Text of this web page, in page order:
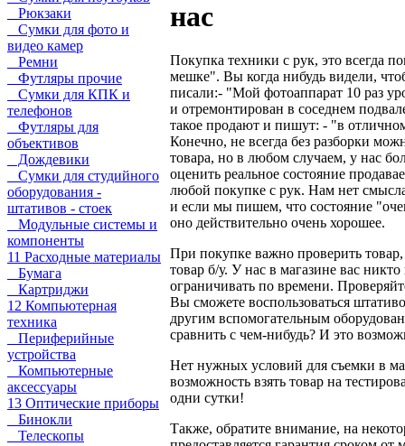
Рюкзаки
Сумки для фото и
видео камер
Ремни
Футляры прочие
Сумки для КПК и
телефонов
Футляры для
объективов
Дождевики
Сумки для студийного
оборудования -
штативов - стоек
Модульные системы и
компоненты
11 Расходные материалы
Бумага
Картриджи
12 Компьютерная
техника
Периферийные
устройства
Компьютерные
аксессуары
13 Оптические приборы
Бинокли
Телескопы
нас
Покупка техники с рук, это всегда
мешке". Вы когда нибудь видели,
писали:- "Мой фотоаппарат 10 раз
и отремонтирован в соседнем
такое продают и пишут: - "в
Конечно, не всегда без разборки
товара, но в любом случаем, у нас
оценить реальное состояние
любой покупке с рук. Нам нет
и если мы пишем, что состояние
оно действительно очень хорошее.
При покупке важно проверить товар,
товар б/у. У нас в магазине вас никто
ограничивать по времени.
Вы сможете воспользоваться
другим вспомогательным
сравнить с чем-нибудь? И это
Нет нужных условий для съемки в
возможность взять товар на
одни сутки!
Также, обратите внимание, на